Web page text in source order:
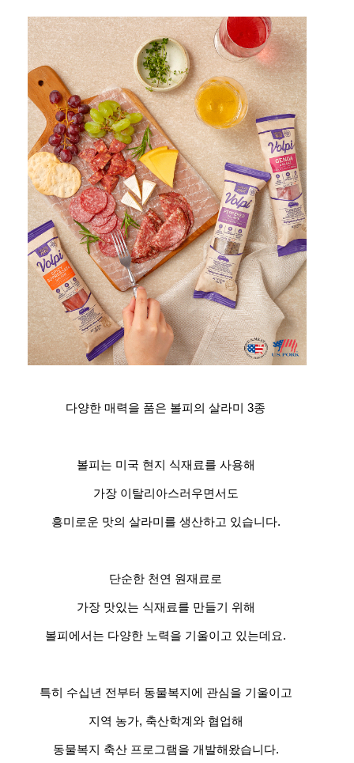
다양한 매력을 품은 볼피의 살라미 3종
볼피는 미국 현지 식재료를 사용해
가장 이탈리아스러우면서도
흥미로운 맛의 살라미를 생산하고 있습니다.
단순한 천연 원재료로
가장 맛있는 식재료를 만들기 위해
볼피에서는 다양한 노력을 기울이고 있는데요.
특히 수십년 전부터 동물복지에 관심을 기울이고
지역 농가, 축산학계와 협업해
동물복지 축산 프로그램을 개발해왔습니다.